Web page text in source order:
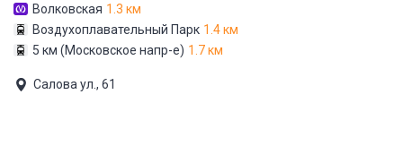
Волковская 1.3 км
Воздухоплавательный Парк 1.4 км
5 км (Московское напр-е) 1.7 км
Салова ул., 61